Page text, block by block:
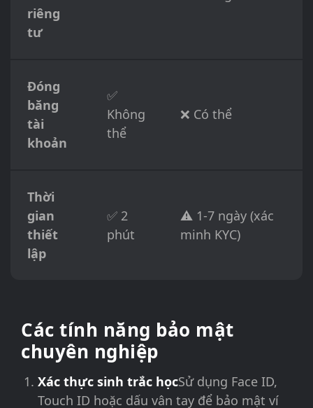
riêng
tư
Đóng
băng
tài
khoản
✅
Không
thể
❌ Có thể
Thời
gian
thiết
lập
✅ 2
phút
⚠️ 1-7 ngày (xác
minh KYC)
Các tính năng bảo mật
chuyên nghiệp
Xác thực sinh trắc họcSử dụng Face ID,
Touch ID hoặc dấu vân tay để bảo mật ví